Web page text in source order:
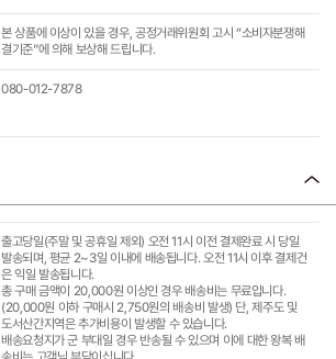
본 상품에 이상이 있을 경우, 공정거래위원회 고시 “소비자분쟁해
결기준”에 의해 보상해 드립니다.
080-012-7878
출고당일(주말 및 공휴일 제외) 오전 11시 이전 결제완료 시 당일
발송되며, 평균 2~3일 이내에 배송됩니다. 오전 11시 이후 결제건
은 익일 발송됩니다.
총 구매 금액이 20,000원 이상인 경우 배송비는 무료입니다.
(20,000원 이하 구매시 2,750원의 배송비 발생) 단, 제주도 및
도서산간지역은 추가비용이 발생할 수 있습니다.
배송요청지가 군 부대일 경우 반송될 수 있으며 이에 대한 왕복 배